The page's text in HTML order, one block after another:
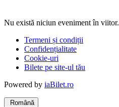
Nu există niciun eveniment în viitor.
Termeni și condiții
Confidențialitate
Cookie-uri
Bilete pe site-ul tău
Powered by iaBilet.ro
Română